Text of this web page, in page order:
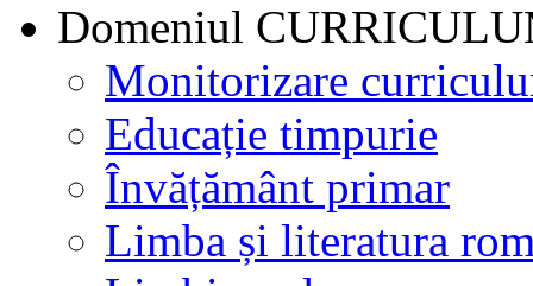
Domeniul
Monitorizare
Educație timpurie
Învățământ primar
Limba și literatura